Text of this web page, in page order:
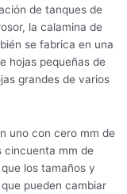
de tanques de
la calamina de
se fabrica en una
hojas pequeñas de
grandes de varios
uno con cero mm de
cincuenta mm de
los tamaños y
pueden cambiar